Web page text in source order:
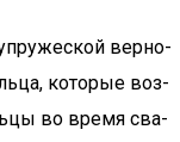
вер­но­
кото­рые воз­
во вре­мя сва­